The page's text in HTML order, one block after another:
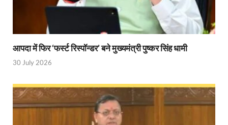
Ghoda Library Nainital: CM पुष्कर सिंह धामी ने घोड़ा
Millets Organic Food Start UP : सीएम योगी की
Kuldeep Singh Sengar: CJI की अध्यक्षता वाली बेंच
Jan-Jan Ki Sarkar: धामी मॉडल ने शासन को जनता के
Ankita Bhandari Case: अंकिता भंडारी केस से संबंधित
आपदा में फिर ‘फर्स्ट रिस्पॉन्डर’ बने मुख्यमंत्री पुष्कर सिंह धामी
30 July 2026